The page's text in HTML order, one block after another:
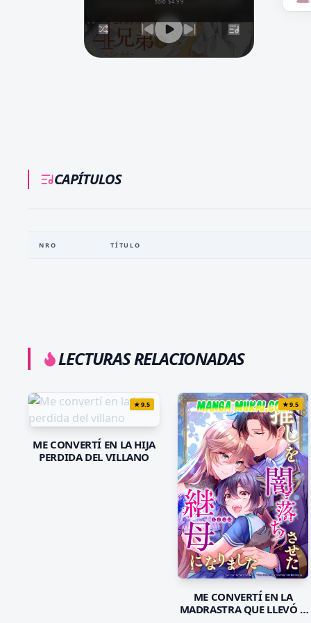
CAPÍTULOS
NRO TÍTULO
LECTURAS RELACIONADAS
★9.5
ME CONVERTÍ EN LA HIJA
PERDIDA DEL VILLANO
★9.5
ME CONVERTÍ EN LA
MADRASTRA QUE LLEVÓ A